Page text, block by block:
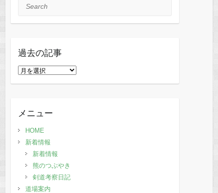
Search
過去の記事
過
事メニュー
HOME
新着情報
新着情報
熊のつぶやき
剣道考察日記
道場案内